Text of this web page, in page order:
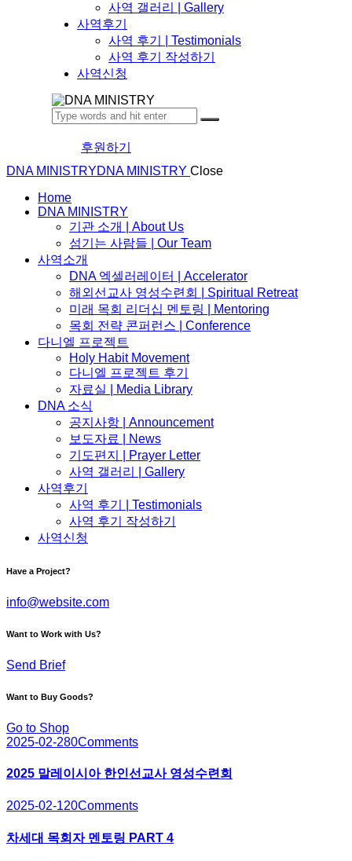
사역 갤러리 | Gallery
사역후기
사역 후기 | Testimonials
사역 후기 작성하기
사역신청
후원하기
DNA MINISTRYDNA MINISTRY Close
Home
DNA MINISTRY
기관 소개 | About Us
섬기는 사람들 | Our Team
사역소개
DNA 엑셀러레이터​ | Accelerator
해외선교사 영성수련회 | Spiritual Retreat
미래 목회 리더십 멘토링 | Mentoring
목회 전략 콘퍼런스 | Conference
다니엘 프로젝트
Holy Habit Movement
다니엘 프로젝트 후기
자료실 | Media Library
DNA 소식
공지사항 | Announcement
보도자료 | News
기도편지 | Prayer Letter
사역 갤러리 | Gallery
사역후기
사역 후기 | Testimonials
사역 후기 작성하기
사역신청
Have a Project?
info@website.com
Want to Work with Us?
Send Brief
Want to Buy Goods?
Go to Shop
2025-02-280Comments
2025 말레이시아 한인선교사 영성수련회
2025-02-120Comments
차세대 목회자 멘토링 PART 4